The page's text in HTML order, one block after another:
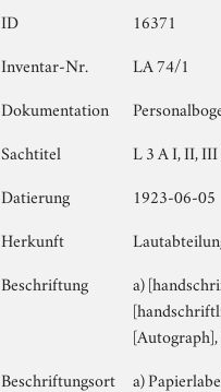
ID
16371
Inventar-Nr.
LA 74/1
Dokumentation
Sachtitel
L 3 A I, II,
Datierung
1923-06-05
Herkunft
Beschriftung
a)
Beschriftungsort
a)